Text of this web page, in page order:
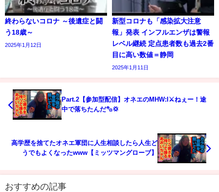
終わらないコロナ ～後遺症と闘
う18歳～
2025年1月12日
新型コロナも「感染拡大注意
報」発表 インフルエンザは警報
レベル継続 定点患者数も過去2番
目に高い数値＝静岡
2025年1月11日
Part.2【参加型配信】オネエのMHW:I⚔️ねぇー！途
中で落ちたんだ㌔💢
高学歴を捨てたオネエ軍団に人生相談したら人生ど
うでもよくなったwww【ミッツマングローブ】
おすすめの記事